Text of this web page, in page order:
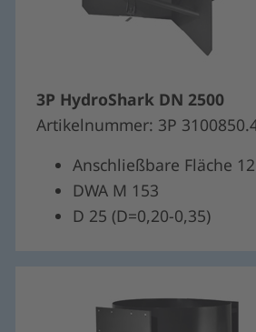
3P HydroShark DN 2500
Artikelnummer: 3P
Anschließbare Fläche
DWA M 153
D 25 (D=0,20-0,35)